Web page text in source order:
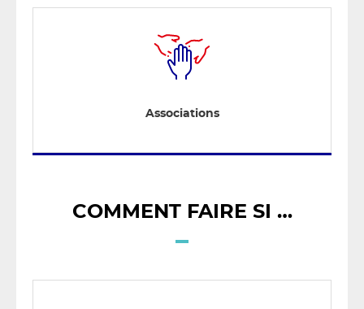
Associations
COMMENT FAIRE SI …